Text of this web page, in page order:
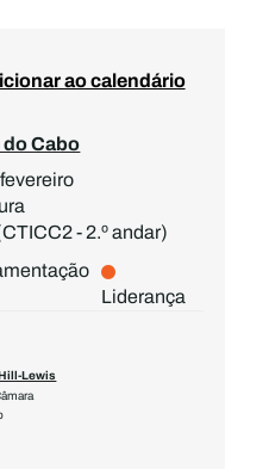
Cabo
- 2.º andar)
ao calendário
Liderança
Lewis